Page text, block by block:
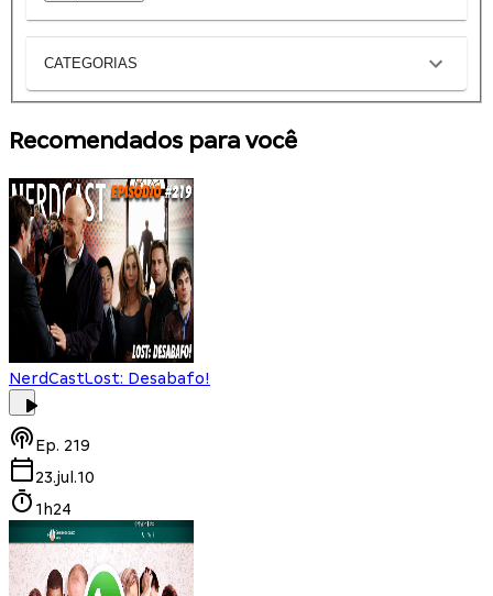
CATEGORIAS
Recomendados para você
NerdCastLost: Desabafo!
Ep. 219
23.jul.10
1h24